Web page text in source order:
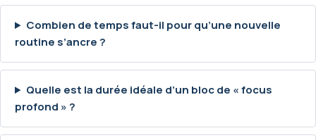
Combien de temps faut-il pour qu’une nouvelle
routine s’ancre ?
Quelle est la durée idéale d’un bloc de « focus
profond » ?